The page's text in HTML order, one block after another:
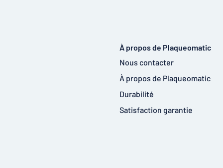
À propos de Plaqueomatic
Nous contacter
À propos de Plaqueomatic
Durabilité
Satisfaction garantie